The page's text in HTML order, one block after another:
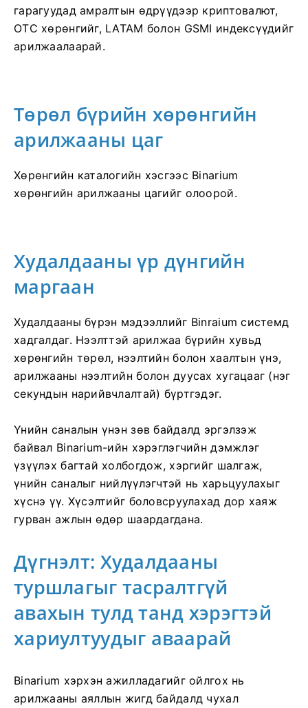
гарагуудад амралтын өдрүүдээр криптовалют,
OTC хөрөнгийг, LATAM болон GSMI индексүүдийг
арилжаалаарай.
Төрөл бүрийн хөрөнгийн
арилжааны цаг
Хөрөнгийн каталогийн хэсгээс Binarium
хөрөнгийн арилжааны цагийг олоорой.
Худалдааны үр дүнгийн
маргаан
Худалдааны бүрэн мэдээллийг Binraium системд
хадгалдаг. Нээлттэй арилжаа бүрийн хувьд
хөрөнгийн төрөл, нээлтийн болон хаалтын үнэ,
арилжааны нээлтийн болон дуусах хугацааг (нэг
секундын нарийвчлалтай) бүртгэдэг.
Үнийн саналын үнэн зөв байдалд эргэлзэж
байвал Binarium-ийн хэрэглэгчийн дэмжлэг
үзүүлэх багтай холбогдож, хэргийг шалгаж,
үнийн саналыг нийлүүлэгчтэй нь харьцуулахыг
хүснэ үү. Хүсэлтийг боловсруулахад дор хаяж
гурван ажлын өдөр шаардагдана.
Дүгнэлт: Худалдааны
туршлагыг тасралтгүй
авахын тулд танд хэрэгтэй
хариултуудыг аваарай
Binarium хэрхэн ажилладагийг ойлгох нь
арилжааны аяллын жигд байдалд чухал